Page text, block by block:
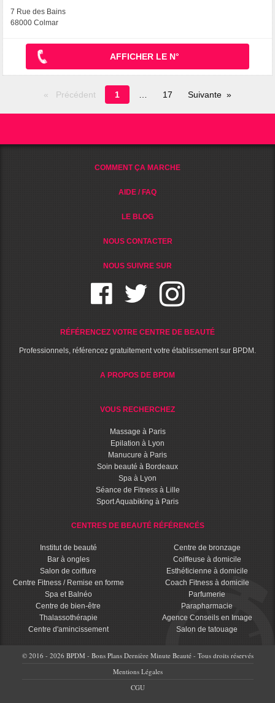
7 Rue des Bains
68000 Colmar
AFFICHER LE N°
Précédent
Page
en
1 17 Suivante
COMMENT ÇA MARCHE
AIDE / FAQ
LE BLOG
NOUS CONTACTER
NOUS SUIVRE SUR
RÉFÉRENCEZ VOTRE CENTRE DE BEAUTÉ
Professionnels, référencez gratuitement votre établissement sur BPDM.
A PROPOS DE BPDM
VOUS RECHERCHEZ
Massage à Paris
Epilation à Lyon
Manucure à Paris
Soin beauté à Bordeaux
Spa à Lyon
Séance de Fitness à Lille
Sport Aquabiking à Paris
CENTRES DE BEAUTÉ RÉFÉRENCÉS
Institut de beauté
Bar à ongles
Salon de coiffure
Centre Fitness / Remise en forme
Spa et Balnéo
Centre de bien-être
Thalassothérapie
Centre d'amincissement
Centre de bronzage
Coiffeuse à domicile
Esthéticienne à domicile
Coach Fitness à domicile
Parfumerie
Parapharmacie
Agence Conseils en Image
Salon de tatouage
© 2016 - 2026 BPDM - Bons Plans Dernière Minute Beauté - Tous droits réservés
Mentions Légales
CGU